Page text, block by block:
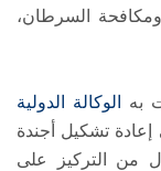
السرطان،
به الوكالة الدولية
عام 1965 في إعادة تشكيل أجندة
من التركيز على